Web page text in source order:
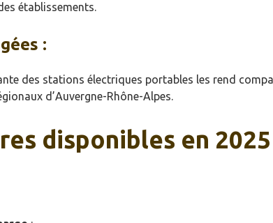
établissements.
:
des stations électriques portables les rend
d’Auvergne-Rhône-Alpes.
disponibles en 2025